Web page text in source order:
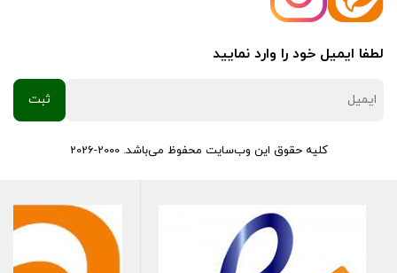
لطفا ایمیل خود را وارد نمایید
کلیه حقوق این وب‌سایت محفوظ می‌باشد. 2000-2026